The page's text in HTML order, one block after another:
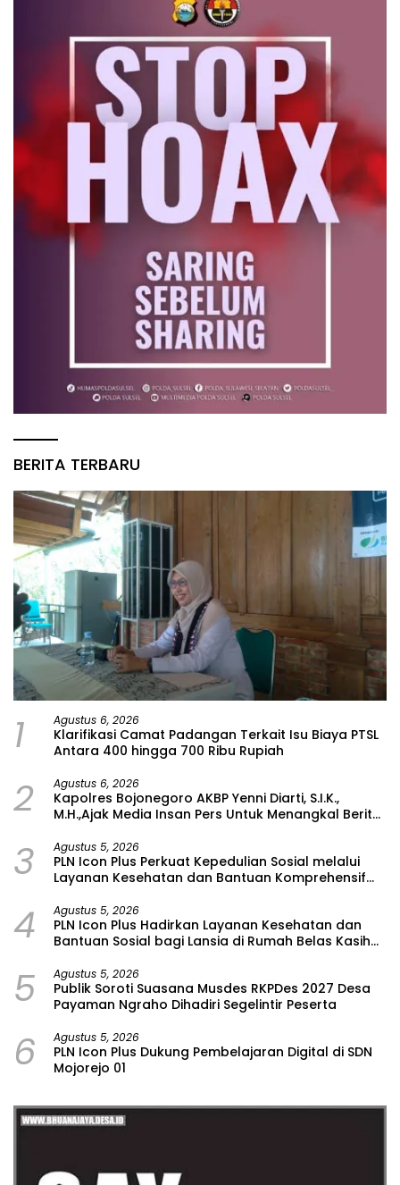
BERITA TERBARU
1 Agustus 6, 2026
Klarifikasi Camat Padangan Terkait Isu Biaya PTSL
Antara 400 hingga 700 Ribu Rupiah
2 Agustus 6, 2026
Kapolres Bojonegoro AKBP Yenni Diarti, S.I.K.,
M.H.,Ajak Media Insan Pers Untuk Menangkal Berita
3 Agustus 5, 2026
PLN Icon Plus Perkuat Kepedulian Sosial melalui
Layanan Kesehatan dan Bantuan Komprehensif
4 Agustus 5, 2026
PLN Icon Plus Hadirkan Layanan Kesehatan dan
Bantuan Sosial bagi Lansia di Rumah Belas Kasih
5 Agustus 5, 2026
Publik Soroti Suasana Musdes RKPDes 2027 Desa
Payaman Ngraho Dihadiri Segelintir Peserta
6 Agustus 5, 2026
PLN Icon Plus Dukung Pembelajaran Digital di SDN
Mojorejo 01